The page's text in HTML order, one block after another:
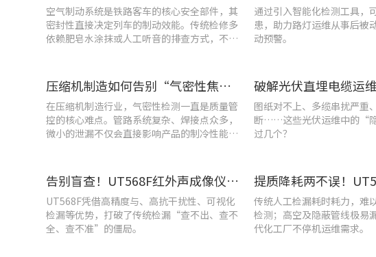
空气制动系统是铁路客车的核心安全部件，其
密封性直接决定列车的制动效能。传统检修多
依赖肥皂水涂抹或人工听音的排查方式，不仅
通过引入智能化检测工具，
患，助力路灯运维从事后被
动预警。
压缩机制造如何告别“气密性焦虑”?UT568F红外声热成像仪实战揭秘
在压缩机制造行业，气密性检测一直是质量管
控的核心难点。管路系统复杂、焊接点众多，
微小的泄漏不仅会直接影响产品的制冷性能和
图纸对不上、多缆串扰严重
断……这些光伏运维中的“
过几个？
告别盲查！UT568F红外声成像仪，让汽车智造车间气体泄漏检测更智能高效
UT568F凭借高精度与、高抗干扰性、可视化
检漏等优势，打破了传统检漏“查不出、查不
全、查不准”的僵局。
传统人工检漏耗时耗力，难
检测；高空及隐蔽管线极易
代化工厂不停机运维需求。